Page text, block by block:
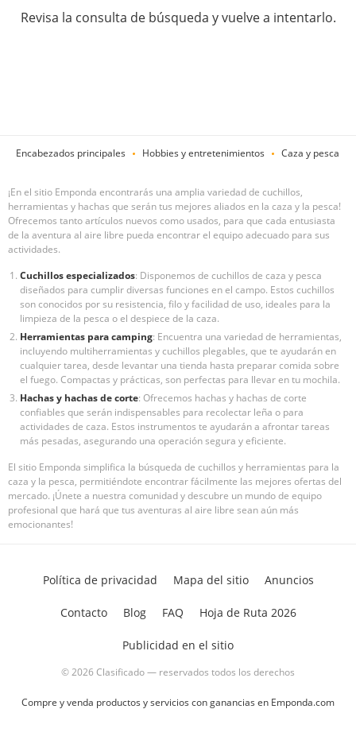
Revisa la consulta de búsqueda y vuelve a intentarlo.
Encabezados principales Hobbies y entretenimientos Caza y pesca
¡En el sitio Emponda encontrarás una amplia variedad de cuchillos,
herramientas y hachas que serán tus mejores aliados en la caza y la pesca!
Ofrecemos tanto artículos nuevos como usados, para que cada entusiasta
de la aventura al aire libre pueda encontrar el equipo adecuado para sus
actividades.
Cuchillos especializados: Disponemos de cuchillos de caza y pesca
diseñados para cumplir diversas funciones en el campo. Estos cuchillos
son conocidos por su resistencia, filo y facilidad de uso, ideales para la
limpieza de la pesca o el despiece de la caza.
Herramientas para camping: Encuentra una variedad de herramientas,
incluyendo multiherramientas y cuchillos plegables, que te ayudarán en
cualquier tarea, desde levantar una tienda hasta preparar comida sobre
el fuego. Compactas y prácticas, son perfectas para llevar en tu mochila.
Hachas y hachas de corte: Ofrecemos hachas y hachas de corte
confiables que serán indispensables para recolectar leña o para
actividades de caza. Estos instrumentos te ayudarán a afrontar tareas
más pesadas, asegurando una operación segura y eficiente.
El sitio Emponda simplifica la búsqueda de cuchillos y herramientas para la
caza y la pesca, permitiéndote encontrar fácilmente las mejores ofertas del
mercado. ¡Únete a nuestra comunidad y descubre un mundo de equipo
profesional que hará que tus aventuras al aire libre sean aún más
emocionantes!
© 2026 Clasificado — reservados todos los derechos
Política de privacidad Mapa del sitio Anuncios
Contacto Blog FAQ Hoja de Ruta 2026
Publicidad en el sitio
Compre y venda productos y servicios con ganancias en Emponda.com